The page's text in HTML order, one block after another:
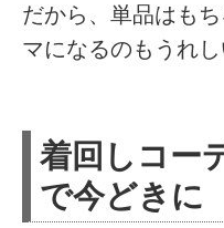
だから、単品はも
マになるのもうれし
着回しコー
で今どきに